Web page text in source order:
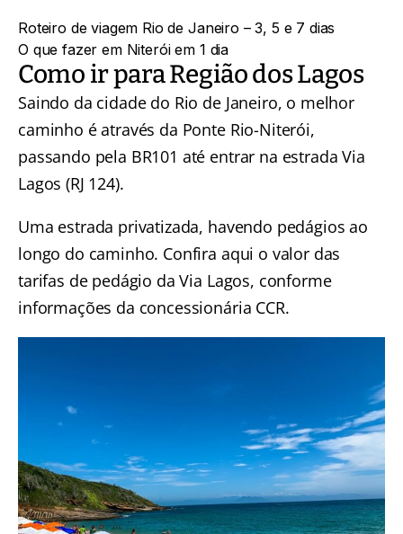
Roteiro de viagem Rio de Janeiro – 3, 5 e 7 dias
O que fazer em Niterói em 1 dia
Como ir para Região dos Lagos
Saindo da cidade do Rio de Janeiro, o melhor
caminho é através da Ponte Rio-Niterói,
passando pela BR101 até entrar na estrada Via
Lagos (RJ 124).
Uma estrada privatizada, havendo pedágios ao
longo do caminho. Confira aqui o valor das
tarifas de pedágio da Via Lagos, conforme
informações da concessionária CCR.